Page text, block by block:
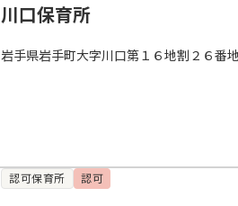
川口保育所
岩手県岩手町大字川口第１６地割２６番
認可保育所 認可